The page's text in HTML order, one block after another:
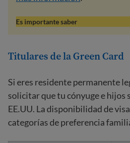
Es importante saber
Titulares de la Green Card
Si eres residente permanente
solicitar que tu cónyuge e hijos
EE.UU. La disponibilidad de
categorías de preferencia